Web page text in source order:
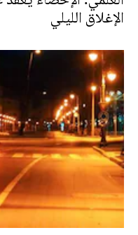
الإغلاق الليلي